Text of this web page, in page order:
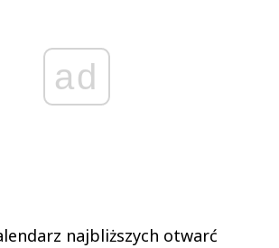
ad
najbliższych otwarć